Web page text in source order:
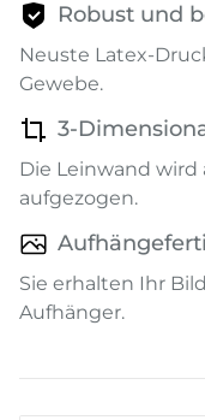
Robust und
Neuste Latex-
Gewebe.
3-
Die Leinwand wird
aufgezogen.
Sie erhalten Ihr
Aufhänger.